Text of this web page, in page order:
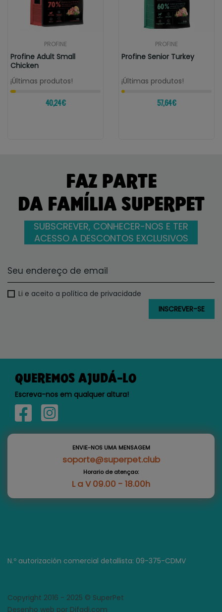
PROFINE
Profine Adult Small
Chicken
¡Últimas produtos!
40,24 €
PROFINE
Profine Senior Turkey
¡Últimas produtos!
57,64 €
FAZ PARTE
DA FAMÍLIA SUPERPET
SUBSCREVER, CONHECER-NOS E TER
ACESSO A DESCONTOS EXCLUSIVOS
Li e aceito a política de privacidade
QUEREMOS AJUDÁ-LO
Escreva-nos em qualquer altura!
ENVIE-NOS UMA MENSAGEM
soporte@superpet.club
Horario de atençao:
L a V 09.00 - 18.00h
N.º autorización comercial detallista: 09-375-CDMV
Copyright 2016 - 2025 © SuperPet
Desenho web por Difadi.com